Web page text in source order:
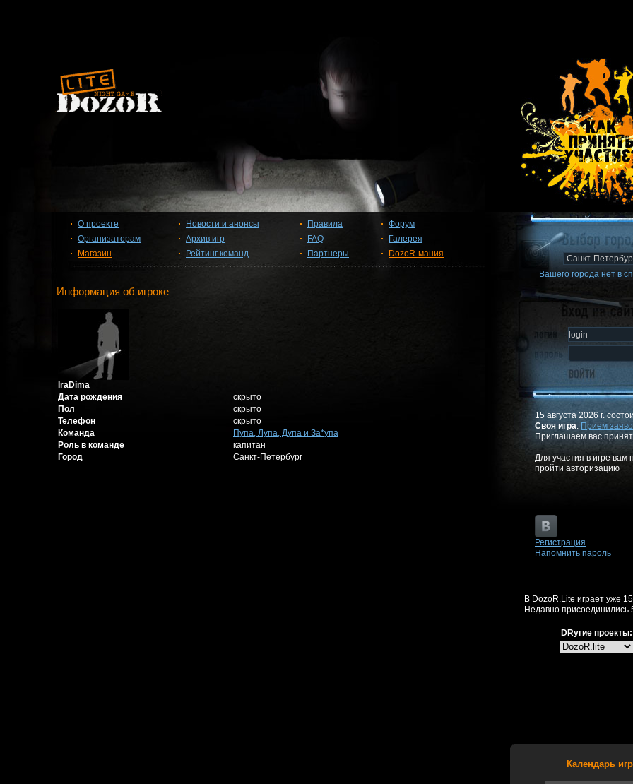
О проекте
Организаторам
Магазин
Новости и анонсы
Архив игр
Рейтинг команд
Правила
FAQ
Партнеры
Форум
Галерея
DozoR-мания
Информация об игроке
IraDima
Дата рождения
скрыто
Пол
скрыто
Телефон
скрыто
Команда
Пупа, Лупа, Дупа и За*упа
Роль в команде
капитан
Город
Санкт-Петербург
Вашего города нет в
15 августа 2026 г.
Своя игра. Прием
Приглашаем вас
Для участия в игре вам
пройти авторизацию
Регистрация
Напомнить пароль
В DozoR.Lite играет уже
Недавно присоединились
DRугие проекты:
Календарь игр